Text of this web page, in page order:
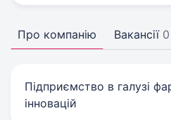
Про компанію Вакансії 0
Підприємство в галузі
інновацій